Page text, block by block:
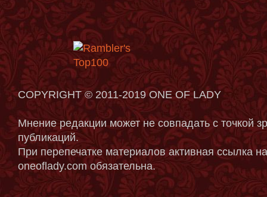
COPYRIGHT © 2011-2019 ONE OF LADY
Мнение редакции может не совпадать с точкой
публикаций.
При перепечатке материалов активная ссылка
oneoflady.com обязательна.